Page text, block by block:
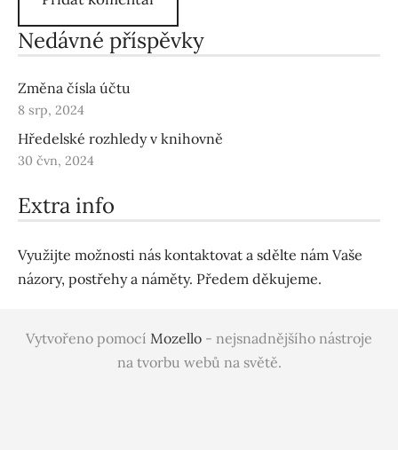
Nedávné příspěvky
Změna čísla účtu
8 srp, 2024
Hředelské rozhledy v knihovně
30 čvn, 2024
Extra info
Využijte možnosti nás kontaktovat a sdělte nám Vaše
názory, postřehy a náměty. Předem děkujeme.
Vytvořeno pomocí Mozello - nejsnadnějšího nástroje
na tvorbu webů na světě.